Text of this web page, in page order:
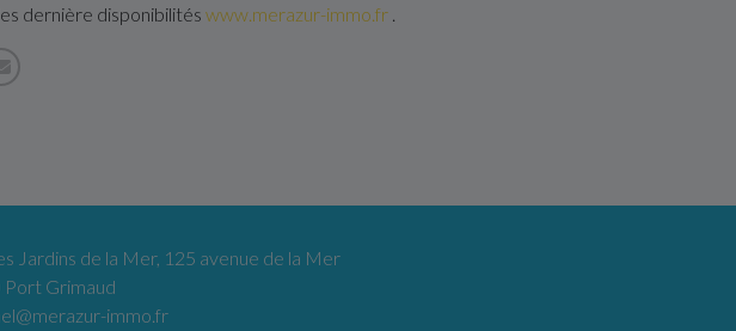
dernière disponibilités www.merazur-immo.fr
Jardins de la Mer, 125 avenue de la Mer
Port Grimaud
immo.fr